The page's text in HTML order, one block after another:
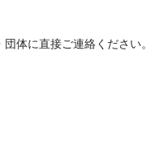
体に直接ご連絡ください。